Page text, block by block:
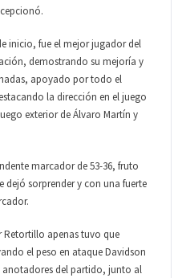
inicio, fue el mejor jugador del
demostrando su mejoría y
apoyado por todo el
la dirección en el juego
exterior de Álvaro Martín y
marcador de 53-36, fruto
dejó sorprender y con una fuerte
Retortillo apenas tuvo que
el peso en ataque Davidson
del partido, junto al